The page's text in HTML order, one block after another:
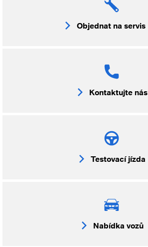
Objednat na servis
Kontaktujte nás
Testovací jízda
Nabídka vozů